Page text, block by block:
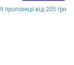
пропозиції від 205 грн